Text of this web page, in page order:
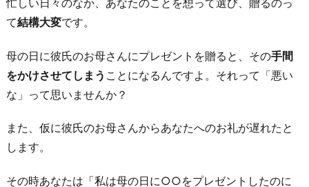
い
に
渡
さ
て
も
反
て結構大変です。
母の日に彼氏のお母さんにプレゼントを贈ると、その手間
をかけさせてしまう ことになるんですよ。それって「悪い
な」って思いませんか？
また、仮に彼氏のお母さんからあなたへのお礼が遅れたと
します。
その時あなたは「私は母の日に○○をプレゼントしたのに